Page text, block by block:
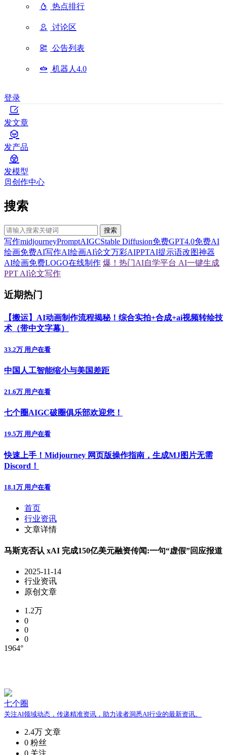
热点排行
讨论区
公告列表
机器人4.0
登录
发文章
发产品
发模型
创作中心
搜索
搜索
写作midjourneyPromptAIGCStable Diffusion免费GPT4.0免费AI
绘画免费AI写作AI绘画AI论文万彩AIPPTAI提示语改图神器
AI绘画免费LOGO在线制作 爆！热门AI自学平台 AI一键生成
PPT AI论文写作
近期热门
【搬运】AI动画制作流程揭秘！综合实拍+合成+ai视频转绘技
术（带中文字幕）
33.2万 用户在看
中国人工智能缩小与美国差距
21.6万 用户在看
七个圈AIGC破圈俱乐部欢迎您！
19.5万 用户在看
快速上手！Midjourney 网页版操作指南，生成MJ图片无需
Discord！
18.1万 用户在看
首页
行业资讯
文章详情
马斯克否认 xAI 完成150亿美元融资传闻:一句“虚假”回应报道
2025-11-14
行业资讯
原创文章
1.2万
0
0
0
1964°
七个圈
关注AI领域动态，传递精准资讯，助力读者洞悉AI行业的最新资讯。
2.4万 文章
0 粉丝